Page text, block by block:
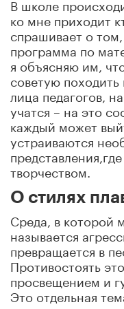
В школе
ко мне приходит
спрашивает о том,
программа по
я объясняю им,
советую
лица педагогов,
учатся – на это
каждый может
устраиваются
творчеством.
О стилях
Среда, в которой
называется
превращается в
Противостоять
просвещением и
Это отдельная